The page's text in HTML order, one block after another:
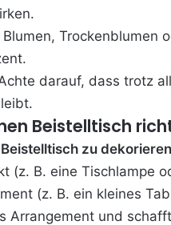
Blumen, Trockenblumen
darauf, dass trotz
Beistelltisch
zu
(z. B. eine Tischlampe
(z. B. ein kleines
Arrangement und